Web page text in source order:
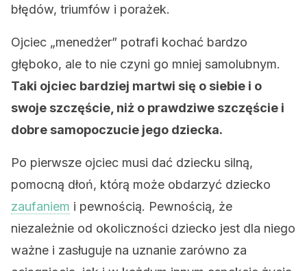
błędów, triumfów i porażek.
Ojciec „menedżer” potrafi kochać bardzo
głęboko, ale to nie czyni go mniej samolubnym.
Taki ojciec bardziej martwi się o siebie i o
swoje szczęście, niż o prawdziwe szczęście i
dobre samopoczucie jego dziecka.
Po pierwsze ojciec musi dać dziecku silną,
pomocną dłoń, którą może obdarzyć dziecko
zaufaniem i pewnością. Pewnością, że
niezależnie od okoliczności dziecko jest dla niego
ważne i zasługuje na uznanie zarówno za